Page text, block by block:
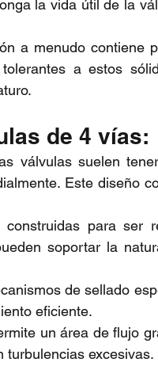
la vida útil de la
a menudo contiene
a estos
de 4 vías:
válvulas suelen
Este diseño
para ser
soportar la
de sellado
eficiente.
un área de flujo
turbulencias excesivas.